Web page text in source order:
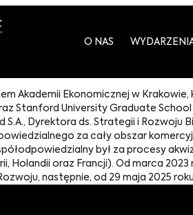
O NAS
Akademii Ekonomicznej w
Stanford University Graduate
S.A., Dyrektora ds. Strategii i
za cały obszar
był za procesy
Holandii oraz Francji). Od marca
następnie, od 29 maja 2025